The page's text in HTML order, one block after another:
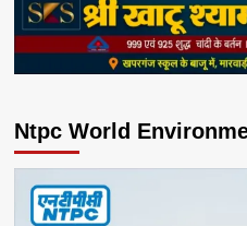
Ntpc World